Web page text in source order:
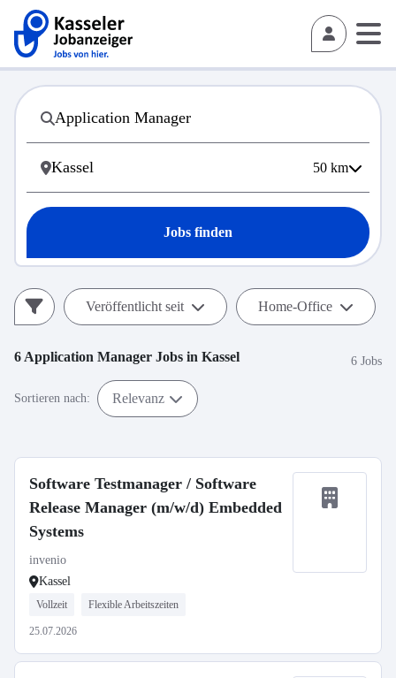
50 km
Jobs finden
Veröffentlicht seit Home-Office
6 Application Manager Jobs in Kassel 6 Jobs
Sortieren nach: Relevanz
Software Testmanager / Software
Release Manager (m/w/d) Embedded
Systems
invenio
Kassel
Vollzeit Flexible Arbeitszeiten
25.07.2026